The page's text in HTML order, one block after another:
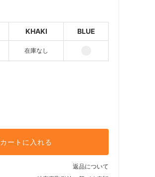
KHAKI BLUE
在庫なし
カートに入れる
返品について